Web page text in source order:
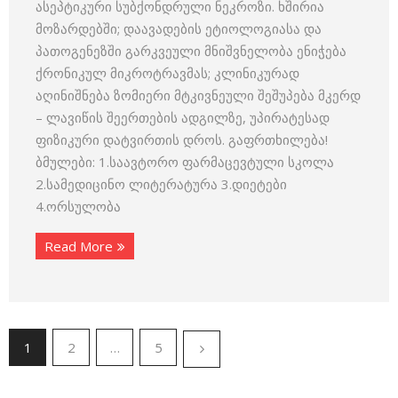
ასეპტიკური სუბქონდრული ნეკროზი. ხშირია
მოზარდებში; დაავადების ეტიოლოგიასა და
პათოგენეზში გარკვეული მნიშვნელობა ენიჭება
ქრონიკულ მიკროტრავმას; კლინიკურად
აღინიშნება ზომიერი მტკივნეული შეშუპება მკერდ
– ლავიწის შეერთების ადგილზე, უპირატესად
ფიზიკური დატვირთის დროს. გაფრთხილება!
ბმულები: 1.საავტორო ფარმაცევტული სკოლა
2.სამედიცინო ლიტერატურა 3.დიეტები
4.ორსულობა
Read More
1 2 … 5